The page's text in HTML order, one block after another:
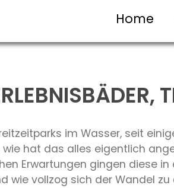
Home
im Wasser, seit
hat das alles eigentlich
Erwartungen gingen diese
wie vollzog sich der Wandel